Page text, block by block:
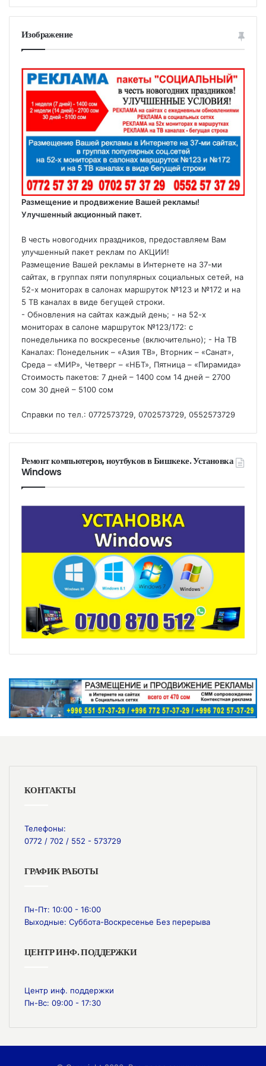
Изображение
Размещение и продвижение Вашей рекламы!
Улучшенный акционный пакет.
В честь новогодних праздников, предоставляем Вам
улучшенный пакет реклам по АКЦИИ!
Размещение Вашей рекламы в Интернете на 37-ми
сайтах, в группах пяти популярных социальных сетей, на
52-х мониторах в салонах маршруток №123 и №172 и на
5 ТВ каналах в виде бегущей строки.
- Обновления на сайтах каждый день; - на 52-х
мониторах в салоне маршруток №123/172: с
понедельника по воскресенье (включительно); - На ТВ
Каналах: Понедельник – «Азия ТВ», Вторник – «Санат»,
Среда – «МИР», Четверг – «НБТ», Пятница – «Пирамида»
Стоимость пакетов: 7 дней – 1400 сом 14 дней – 2700
сом 30 дней – 5100 сом
Справки по тел.: 0772573729, 0702573729, 0552573729
Ремонт компьютеров, ноутбуков в Бишкеке. Установка
Windows
КОНТАКТЫ
Телефоны:
0772 / 702 / 552 - 573729
ГРАФИК РАБОТЫ
Пн-Пт: 10:00 - 16:00
Выходные: Суббота-Воскресенье Без перерыва
ЦЕНТР ИНФ. ПОДДЕРЖКИ
Центр инф. поддержки
Пн-Вс: 09:00 - 17:30